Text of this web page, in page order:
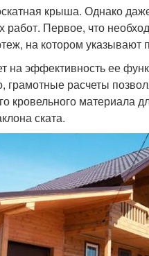
крыша. Однако
Первое, что
на котором указывают
на эффективность ее
грамотные расчеты
кровельного материала
ската.